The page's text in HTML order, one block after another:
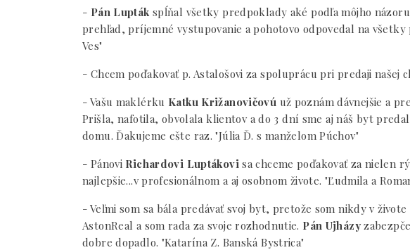
- Pán Luptákspĺňal všetky predpoklady aké podľa môjho
prehľad, príjemné vystupovanie a pohotovo odpovedal na
Ves"
- Chcem poďakovať p. Astalošovi za spoluprácu pri predaji našej
- Vašu maklérku Katku Križanovičovú už poznám dávnejšie a
Prišla, nafotila, obvolala klientov a do 3 dní sme aj náš byt
domu. Ďakujeme ešte raz. "Júlia Ď. s manželom Púchov"
- Pánovi Richardovi Luptákovisa chceme poďakovať za nielen
najlepšie...v profesionálnom a aj osobnom živote. "Ľudmila a
- Veľmi som sa bála predávať svoj byt, pretože som nikdy v
AstonReal a som rada za svoje rozhodnutie. Pán Ujházy
dobre dopadlo. "Katarína Z. Banská Bystrica"